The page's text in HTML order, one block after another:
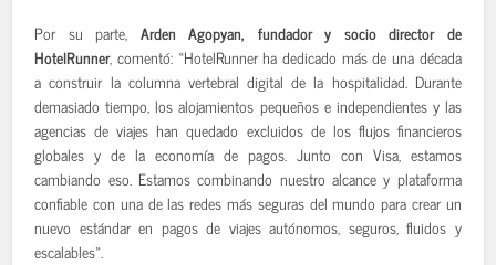
Por su parte, Arden Agopyan, fundador y socio director de
HotelRunner, comentó: «HotelRunner ha dedicado más de una década
a construir la columna vertebral digital de la hospitalidad. Durante
demasiado tiempo, los alojamientos pequeños e independientes y las
agencias de viajes han quedado excluidos de los flujos financieros
globales y de la economía de pagos. Junto con Visa, estamos
cambiando eso. Estamos combinando nuestro alcance y plataforma
confiable con una de las redes más seguras del mundo para crear un
nuevo estándar en pagos de viajes autónomos, seguros, fluidos y
escalables».